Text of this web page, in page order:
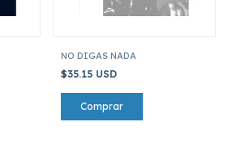
NO DIGAS NADA
$35.15 USD